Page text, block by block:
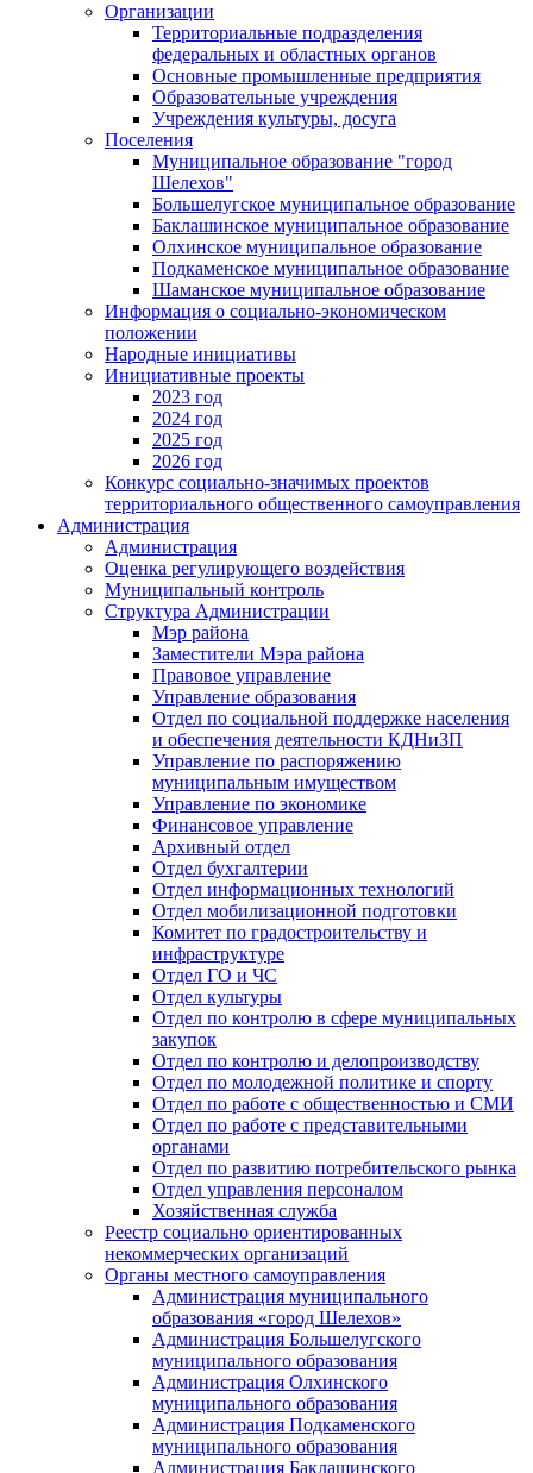
Организации
Территориальные подразделения
федеральных и областных органов
Основные промышленные предприятия
Образовательные учреждения
Учреждения культуры, досуга
Поселения
Муниципальное образование "город
Шелехов"
Большелугское муниципальное образование
Баклашинское муниципальное образование
Олхинское муниципальное образование
Подкаменское муниципальное образование
Шаманское муниципальное образование
Информация о социально-экономическом
положении
Народные инициативы
Инициативные проекты
2023 год
2024 год
2025 год
2026 год
Конкурс социально-значимых проектов
территориального общественного самоуправления
Администрация
Администрация
Оценка регулирующего воздействия
Муниципальный контроль
Структура Администрации
Мэр района
Заместители Мэра района
Правовое управление
Управление образования
Отдел по социальной поддержке населения
и обеспечения деятельности КДНиЗП
Управление по распоряжению
муниципальным имуществом
Управление по экономике
Финансовое управление
Архивный отдел
Отдел бухгалтерии
Отдел информационных технологий
Отдел мобилизационной подготовки
Комитет по градостроительству и
инфраструктуре
Отдел ГО и ЧС
Отдел культуры
Отдел по контролю в сфере муниципальных
закупок
Отдел по контролю и делопроизводству
Отдел по молодежной политике и спорту
Отдел по работе с общественностью и СМИ
Отдел по работе с представительными
органами
Отдел по развитию потребительского рынка
Отдел управления персоналом
Хозяйственная служба
Реестр социально ориентированных
некоммерческих организаций
Органы местного самоуправления
Администрация муниципального
образования «город Шелехов»
Администрация Большелугского
муниципального образования
Администрация Олхинского
муниципального образования
Администрация Подкаменского
муниципального образования
Администрация Баклашинского